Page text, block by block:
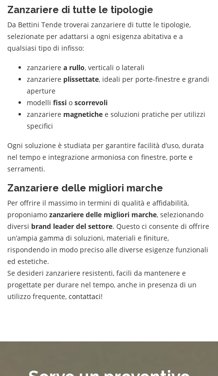
Zanzariere di tutte le tipologie
Da Bettini Tende troverai zanzariere di tutte le tipologie,
selezionate per adattarsi a ogni esigenza abitativa e a
qualsiasi tipo di infisso:
zanzariere a rullo, verticali o laterali
zanzariere plissettate, ideali per porte-finestre e grandi
aperture
modelli fissi o scorrevoli
zanzariere magnetiche e soluzioni pratiche per utilizzi
specifici
Ogni soluzione è studiata per garantire facilità d’uso, durata
nel tempo e integrazione armoniosa con finestre, porte e
serramenti.
Zanzariere delle migliori marche
Per offrire il massimo in termini di qualità e affidabilità,
proponiamo zanzariere delle migliori marche, selezionando
diversi brand leader del settore. Questo ci consente di offrire
un’ampia gamma di soluzioni, materiali e finiture,
rispondendo in modo preciso alle diverse esigenze funzionali
ed estetiche.
Se desideri zanzariere resistenti, facili da mantenere e
progettate per durare nel tempo, anche in presenza di un
utilizzo frequente, contattaci!